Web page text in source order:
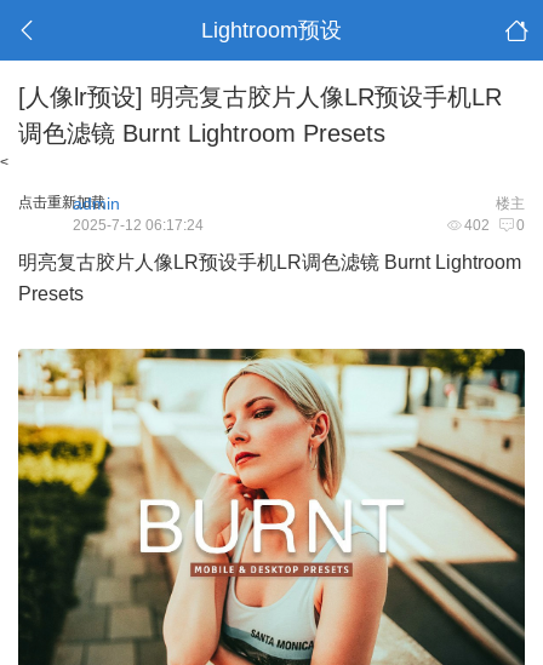
Lightroom预设
[人像lr预设] 明亮复古胶片人像LR预设手机LR
调色滤镜 Burnt Lightroom Presets
<
点击重新加载 楼主
admin
402 0
2025-7-12 06:17:24
明亮复古胶片人像 LR预设手机LR调色滤镜 Burnt Lightroom
Presets